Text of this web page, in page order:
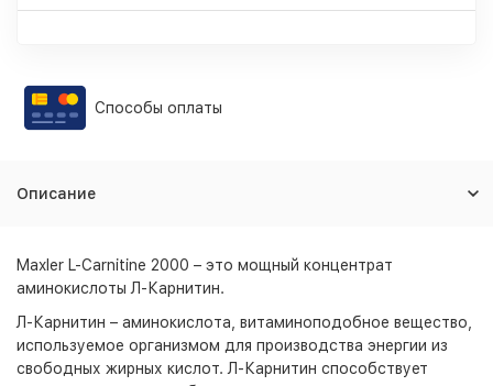
Способы оплаты
Описание
Maxler L-Carnitine 2000 – это мощный концентрат
аминокислоты Л-Карнитин.
Л-Карнитин – аминокислота, витаминоподобное вещество,
используемое организмом для производства энергии из
свободных жирных кислот. Л-Карнитин способствует